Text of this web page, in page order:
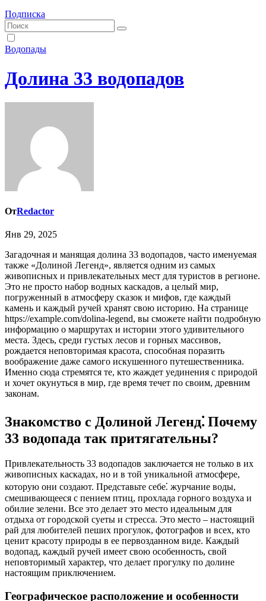
Подписка
Водопады
Долина 33 водопадов
ОтRedactor
Янв 29, 2025
Загадочная и манящая долина 33 водопадов, часто именуемая
также «Долиной Легенд», является одним из самых
живописных и привлекательных мест для туристов в регионе.
Это не просто набор водных каскадов, а целый мир,
погруженный в атмосферу сказок и мифов, где каждый
камень и каждый ручей хранят свою историю. На странице
https://example.com/dolina-legend, вы сможете найти подробную
информацию о маршрутах и истории этого удивительного
места. Здесь, среди густых лесов и горных массивов,
рождается неповторимая красота, способная поразить
воображение даже самого искушенного путешественника.
Именно сюда стремятся те, кто жаждет уединения с природой
и хочет окунуться в мир, где время течет по своим, древним
законам.
Знакомство с Долиной Легенд⁚ Почему
33 водопада так притягательны?
Привлекательность 33 водопадов заключается не только в их
живописных каскадах, но и в той уникальной атмосфере,
которую они создают. Представьте себе⁚ журчание воды,
смешивающееся с пением птиц, прохлада горного воздуха и
обилие зелени. Все это делает это место идеальным для
отдыха от городской суеты и стресса. Это место – настоящий
рай для любителей пеших прогулок, фотографов и всех, кто
ценит красоту природы в ее первозданном виде. Каждый
водопад, каждый ручей имеет свою особенность, свой
неповторимый характер, что делает прогулку по долине
настоящим приключением.
Географическое расположение и особенности